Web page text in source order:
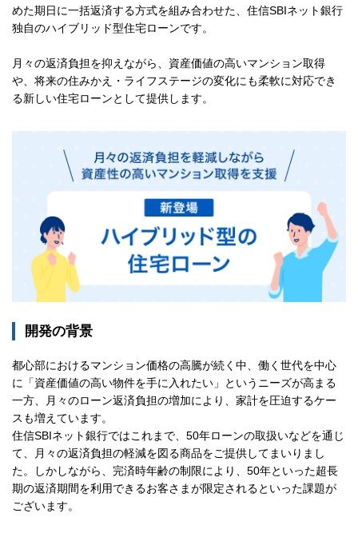
めた期日に一括返済する方式を組み合わせた、住信SBIネット銀行
独自のハイブリッド型住宅ローンです。
月々の返済負担を抑えながら、資産価値の高いマンション取得
や、将来の住みかえ・ライフステージの変化にも柔軟に対応でき
る新しい住宅ローンとして提供します。
開発の背景
都心部におけるマンション価格の高騰が続く中、働く世代を中心
に「資産価値の高い物件を手に入れたい」というニーズが高まる
一方、月々のローン返済負担の増加により、家計を圧迫するケー
スも増えています。
住信SBIネット銀行ではこれまで、50年ローンの取扱いなどを通じ
て、月々の返済負担の軽減を図る商品をご提供してまいりまし
た。しかしながら、完済時年齢の制限により、50年といった超長
期の返済期間を利用できるお客さまが限定されるといった課題が
ございます。